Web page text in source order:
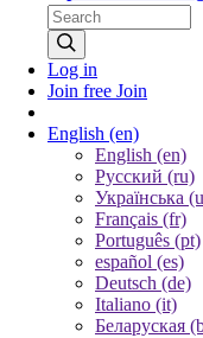
Log in
Join free Join
English (en)
English (en)
Русский (ru)
Українська
Français (fr)
Português (pt)
español (es)
Deutsch (de)
Italiano (it)
Беларуская